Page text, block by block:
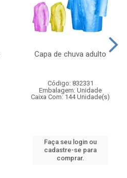
Capa de chuva adulto
Código: 832331
Embalagem: Unidade
Caixa Com: 144 Unidade(s)
Faça seu login ou
cadastre-se para
comprar.